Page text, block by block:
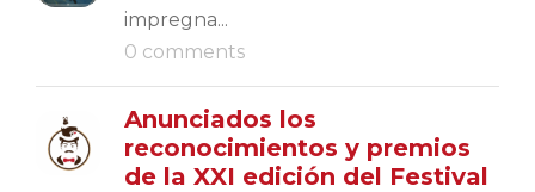
impregna...
0 comments
Anunciados los
reconocimientos y premios
de la XXI edición del Festival